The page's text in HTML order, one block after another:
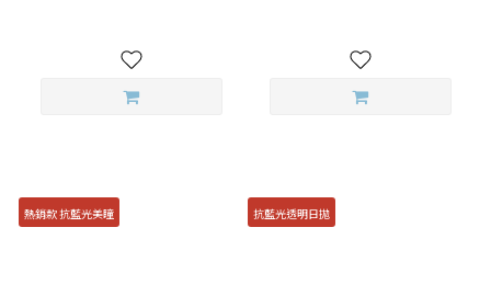
熱銷款 抗藍光美瞳 抗藍光透明日拋